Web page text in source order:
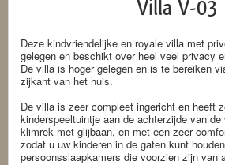
Villa V-03
Deze kindvriendelijke en royale villa met
gelegen en beschikt over heel veel privacy
De villa is hoger gelegen en is te bereiken
zijkant van het huis.
De villa is zeer compleet ingericht en heeft
kinderspeeltuintje aan de achterzijde van
klimrek met glijbaan, en met een zeer
zodat u uw kinderen in de gaten kunt
persoonsslaapkamers die voorzien zijn van